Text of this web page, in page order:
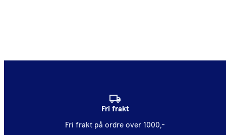
Fri frakt
Fri frakt på ordre over 1000,-